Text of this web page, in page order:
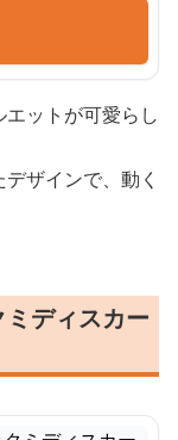
ットが可愛らし
ザインで、動く
ディスカー